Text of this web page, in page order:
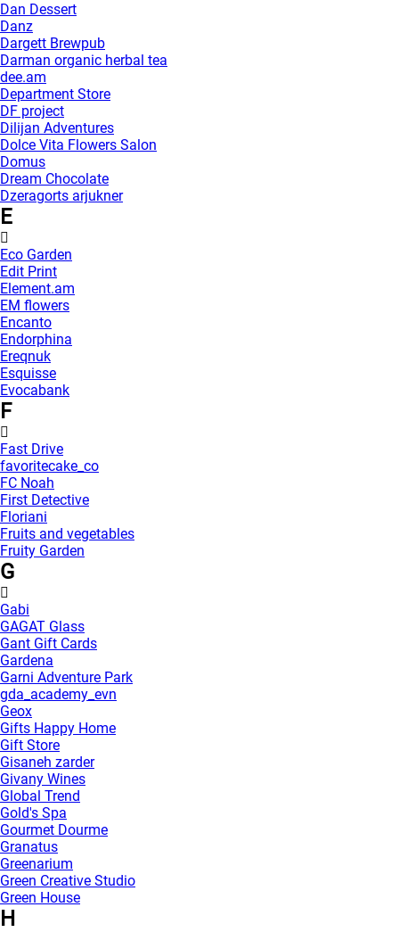
Dan Dessert
Danz
Dargett Brewpub
Darman organic herbal tea
dee.am
Department Store
DF project
Dilijan Adventures
Dolce Vita Flowers Salon
Domus
Dream Chocolate
Dzeragorts arjukner
E
Eco Garden
Edit Print
Element.am
EM flowers
Encanto
Endorphina
Ereqnuk
Esquisse
Evocabank
F
Fast Drive
favoritecake_co
FC Noah
First Detective
Floriani
Fruits and vegetables
Fruity Garden
G
Gabi
GAGAT Glass
Gant Gift Cards
Gardena
Garni Adventure Park
gda_academy_evn
Geox
Gifts Happy Home
Gift Store
Gisaneh zarder
Givany Wines
Global Trend
Gold's Spa
Gourmet Dourme
Granatus
Greenarium
Green Creative Studio
Green House
H